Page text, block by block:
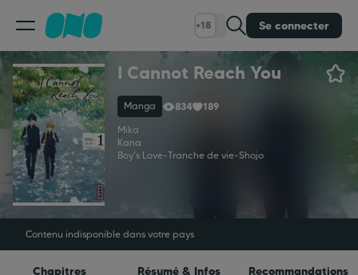
+18 Se connecter
Classement
Calendrier
Bibliothèque
Cadeaux
I Cannot Reach You
Manga 834
189
Mika
Kana
Boy's Love-Tranche de vie-Shojo
Contenu indisponible dans votre pays
Chapitres Résumé & Infos Recommandations